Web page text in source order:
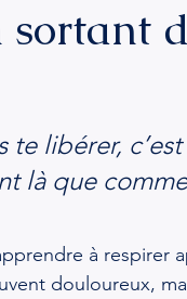
sortant
libérer,
là que
à respirer
douloureux,